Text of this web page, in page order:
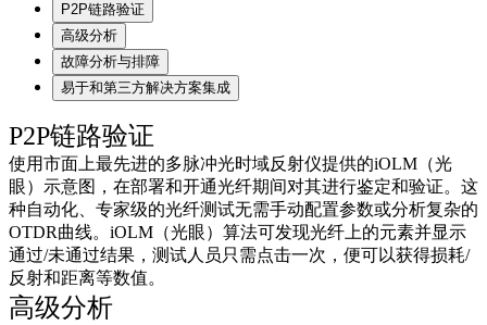
P2P链路验证
高级分析
故障分析与排障
易于和第三方解决方案集成
P2P链路验证
使用市面上最先进的多脉冲光时域反射仪提供的iOLM（光
眼）示意图，在部署和开通光纤期间对其进行鉴定和验证。这
种自动化、专家级的光纤测试无需手动配置参数或分析复杂的
OTDR曲线。iOLM（光眼）算法可发现光纤上的元素并显示
通过/未通过结果，测试人员只需点击一次，便可以获得损耗/
反射和距离等数值。
高级分析